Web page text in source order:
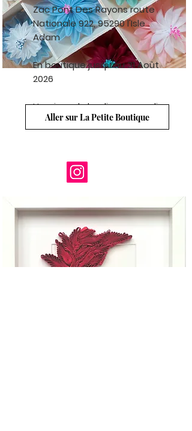
ETSY
Zac Pont Des Rayons route
Nationale 922,95290 l'Isle
Adam
En boutique jusqu'au 31 Août
2026
Horaires: du lundi au samedi
de 10h00 à 20h00
Aller sur La Petite Boutique